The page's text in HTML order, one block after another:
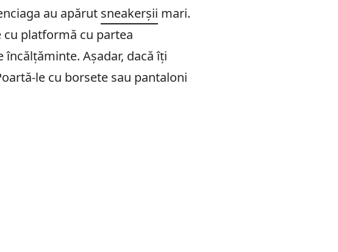
au apărut sneakerșii mari.
cu platformă cu partea
Așadar, dacă îți
le cu borsete sau pantaloni